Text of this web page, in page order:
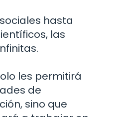
hasta
las
les permitirá
de
sino que